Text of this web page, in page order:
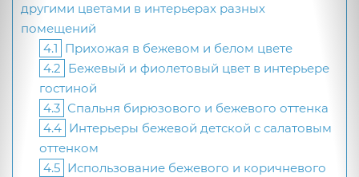
другими цветами в интерьерах разных
помещений
4.1 Прихожая в бежевом и белом цвете
4.2 Бежевый и фиолетовый цвет в интерьере
гостиной
4.3 Спальня бирюзового и бежевого оттенка
4.4 Интерьеры бежевой детской с салатовым
оттенком
4.5 Использование бежевого и коричневого